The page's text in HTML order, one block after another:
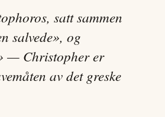
satt sammen
salvede», og
— Christopher er
av det greske